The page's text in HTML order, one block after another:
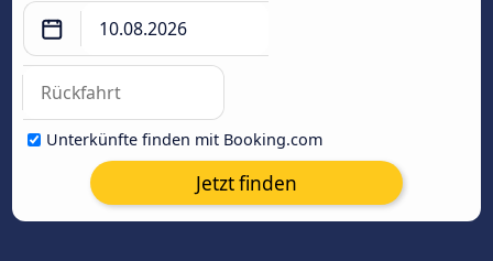
Unterkünfte finden mit Booking.com
Jetzt finden